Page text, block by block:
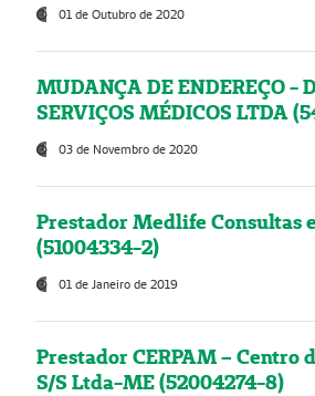
01 de Outubro de 2020
MUDANÇA DE ENDEREÇO -
SERVIÇOS MÉDICOS LTDA
03 de Novembro de 2020
Prestador Medlife Consultas
(51004334-2)
01 de Janeiro de 2019
Prestador CERPAM – Centro
S/S Ltda-ME (52004274-8)